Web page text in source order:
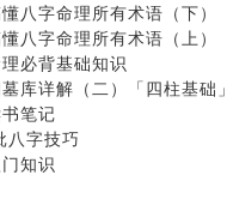
八字命理所有术语（下）
八字命理所有术语（上）
必背基础知识
库详解（二）「四柱基础」
笔记
八字技巧
知识